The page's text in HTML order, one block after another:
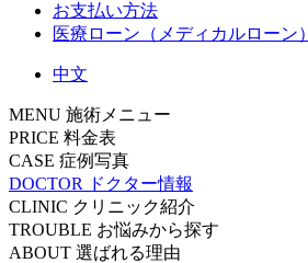
お支払い方法
医療ローン（メディカルローン）
中文
MENU 施術メニュー
PRICE 料金表
CASE 症例写真
DOCTOR
ドクター情報
CLINIC クリニック紹介
TROUBLE お悩みから探す
ABOUT 選ばれる理由